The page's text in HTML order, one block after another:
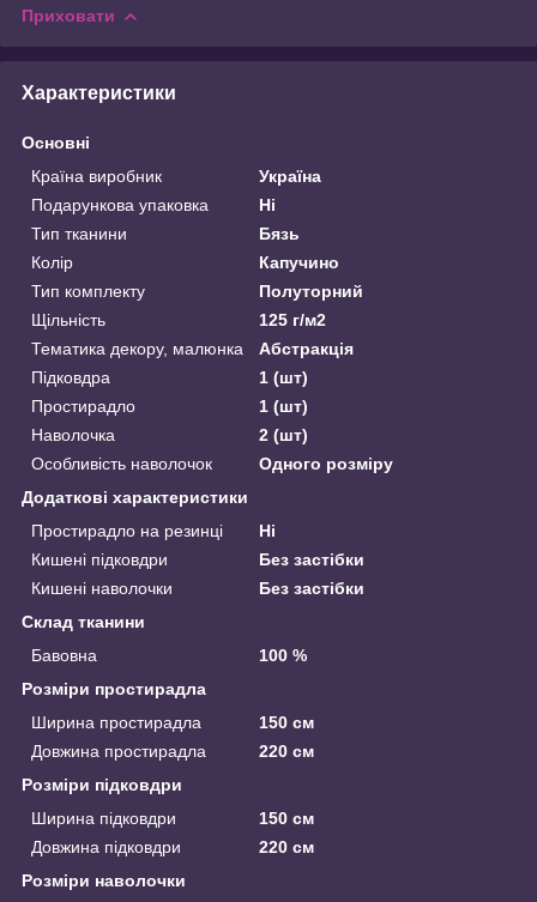
Приховати
Характеристики
Основні
Країна виробник
Україна
Подарункова упаковка
Ні
Тип тканини
Бязь
Колір
Капучино
Тип комплекту
Полуторний
Щільність
125 г/м2
Тематика декору, малюнка
Абстракція
Підковдра
1 (шт)
Простирадло
1 (шт)
Наволочка
2 (шт)
Особливість наволочок
Одного розміру
Додаткові характеристики
Простирадло на резинці
Ні
Кишені підковдри
Без застібки
Кишені наволочки
Без застібки
Склад тканини
Бавовна
100 %
Розміри простирадла
Ширина простирадла
150 см
Довжина простирадла
220 см
Розміри підковдри
Ширина підковдри
150 см
Довжина підковдри
220 см
Розміри наволочки